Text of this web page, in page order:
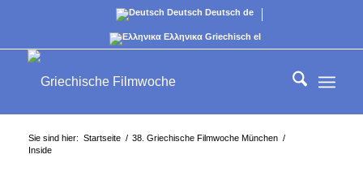
Deutsch Deutsch de
Ελληνικα Griechisch el
Sie sind hier: Startseite / 38. Griechische Filmwoche München /
Inside